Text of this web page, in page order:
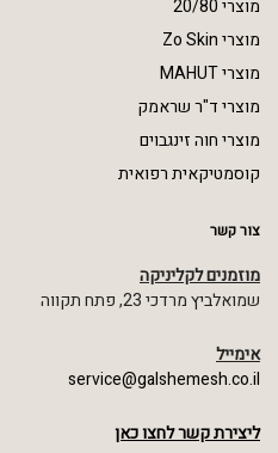
מוצרי 20/80
מוצרי Zo Skin
מוצרי MAHUT
מוצרי ד"ר שראמק
מוצרי חוה זינגבוים
קוסמטיקאית רפואית
צור קשר
מוזמנים לקליניקה
שמואלביץ מרדכי 23, פתח תקווה
אימייל
service@galshemesh.co.il
ליצירת קשר לחצו כאן